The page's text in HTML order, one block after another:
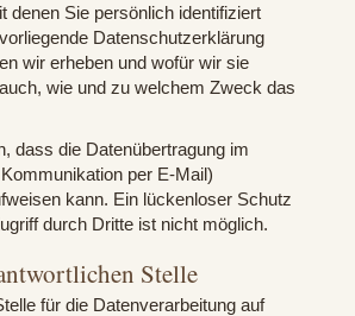
denen Sie persönlich identifiziert
Datenschutzerklärung
wir erheben und wofür wir sie
wie und zu welchem Zweck das
dass die Datenübertragung im
per E-Mail)
kann. Ein lückenloser Schutz
durch Dritte ist nicht möglich.
Stelle
für die Datenverarbeitung auf